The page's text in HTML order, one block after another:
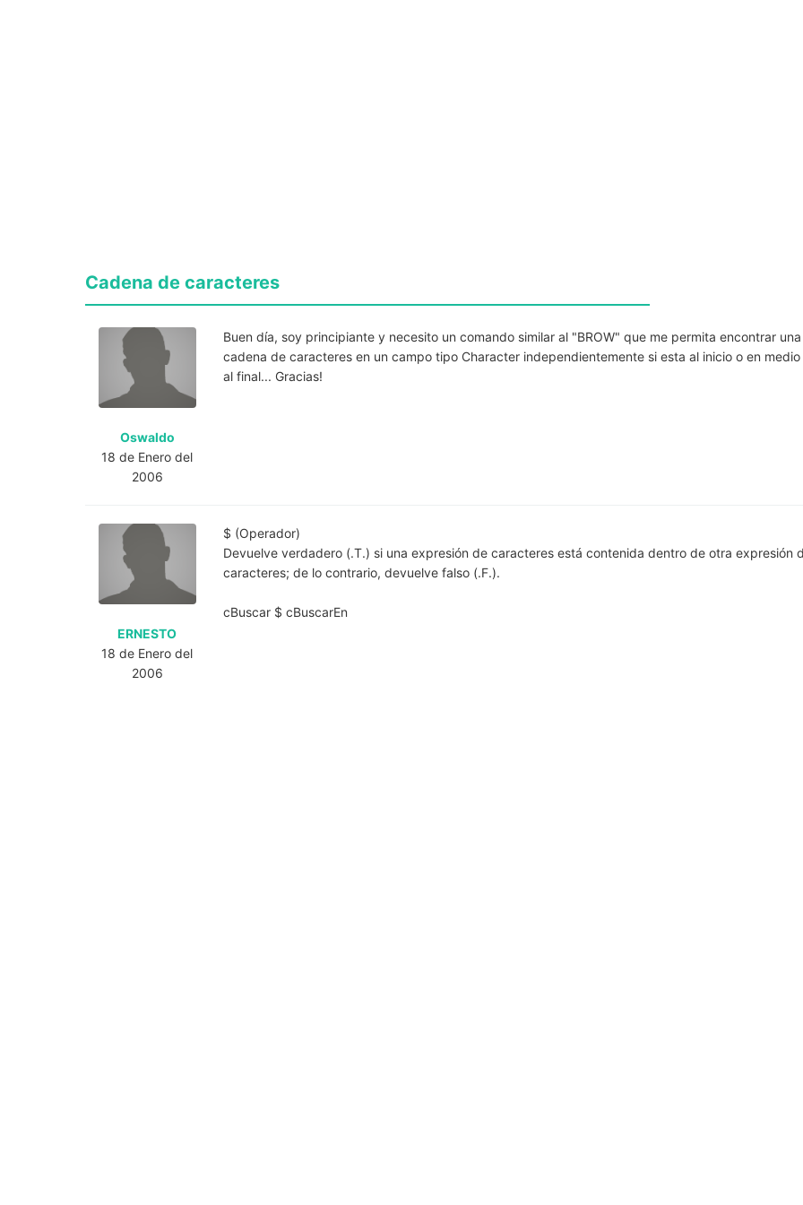
Cadena de caracteres
Oswaldo
18 de Enero del
2006
Buen día, soy principiante y necesito un comando similar al "BROW" que me permita encontrar una
cadena de caracteres en un campo tipo Character independientemente si esta al inicio o en medio
al final... Gracias!
ERNESTO
18 de Enero del
2006
$ (Operador)
Devuelve verdadero (.T.) si una expresión de caracteres está contenida dentro de otra expresión
caracteres; de lo contrario, devuelve falso (.F.).
cBuscar $ cBuscarEn